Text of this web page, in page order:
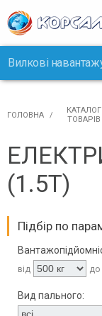
Вилкові
ГОЛОВНА
КАТАЛОГ
ТОВАРІВ
(1.5Т)
Підбір по
від до
Вид пального: